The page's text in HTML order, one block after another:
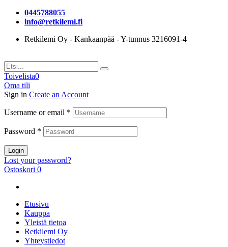
0445788055
info@retkilemi.fi
Retkilemi Oy - Kankaanpää - Y-tunnus 3216091-4
Toivelista0
Oma tili
Sign in Create an Account
Username or email *
Password *
Login
Lost your password?
Ostoskori 0
Etusivu
Kauppa
Yleistä tietoa
Retkilemi Oy
Yhteystiedot